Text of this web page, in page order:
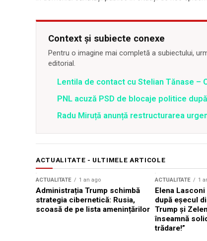
Context și subiecte conexe
Pentru o imagine mai completă a subiectului,
editorial.
Lentila de contact cu Stelian Tănase –
PNL acuză PSD de blocaje politice
Radu Miruță anunță restructurarea
ACTUALITATE - ULTIMELE ARTICOLE
ACTUALITATE 1 an ago
Administrația Trump schimbă
strategia cibernetică: Rusia,
scoasă de pe lista amenințărilor
ACTUALITATE 1
Elena
după eșecul
Trump și
înseamnă
trădare!”